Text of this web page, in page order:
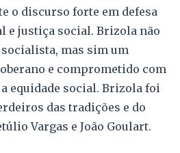
o discurso forte em defesa
e justiça social. Brizola não
mas sim um
e comprometido com
equidade social. Brizola foi
das tradições e do
Vargas e João Goulart.